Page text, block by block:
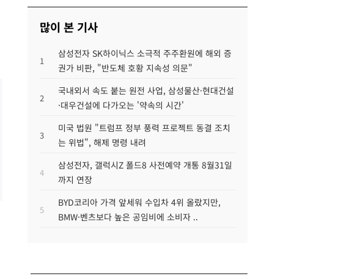
많이 본 기사
1
삼성전자 SK하이닉스 소극적 주주환원에 해외 증
권가 비판, "반도체 호황 지속성 의문"
2
국내외서 속도 붙는 원전 사업, 삼성물산·현대건설
·대우건설에 다가오는 '약속의 시간'
3
미국 법원 "트럼프 정부 풍력 프로젝트 동결 조치
는 위법", 해제 명령 내려
4
삼성전자, 갤럭시Z 폴드8 사전예약 개통 8월31일
까지 연장
5
BYD코리아 가격 앞세워 수입차 4위 올랐지만,
BMW·벤츠보다 높은 공임비에 소비자 ..